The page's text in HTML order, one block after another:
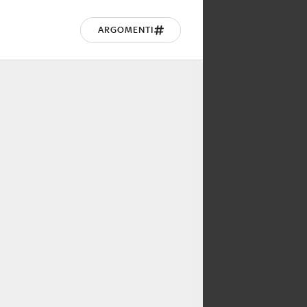
ARGOMENTI